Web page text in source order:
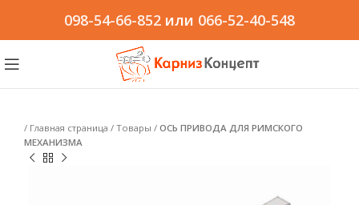
098-54-66-852 или 066-52-40-548
/ Главная страница / Товары / ОСЬ ПРИВОДА ДЛЯ РИМСКОГО
МЕХАНИЗМА